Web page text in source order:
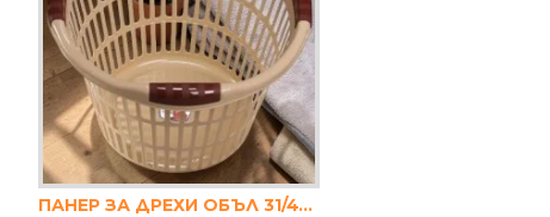
ПАНЕР ЗА ДРЕХИ ОБЪЛ 31/47.5 СМ.